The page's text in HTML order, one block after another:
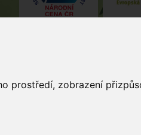
prostředí, zobrazení